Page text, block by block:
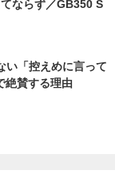
ならず／GB350 S
い「控えめに言って
絶賛する理由